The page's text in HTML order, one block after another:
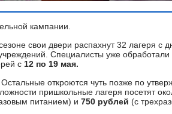
кампании.
сезоне свои двери распахнут 32 лагеря с
Специалисты уже обработали
с 12 по 19 мая.
. Остальные откроются чуть позже по
пришкольные лагеря посетят
питанием) и 750 рублей (с